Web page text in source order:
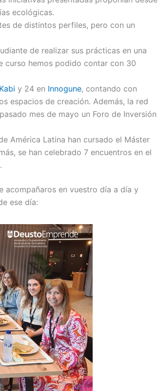
ecológicas.
de distintos perfiles, pero con un
de realizar sus prácticas en una
curso hemos podido contar con 30
y 24 en Innogune, contando con
espacios de creación. Además, la red
mes de mayo un Foro de Inversión
América Latina han cursado el Máster
se han celebrado 7 encuentros en el
acompañaros en vuestro día a día y
ese día: